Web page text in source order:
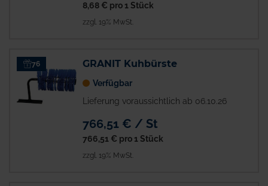
8,68 € pro 1 Stück
zzgl. 19% MwSt.
76 GRANIT Kuhbürste
Verfügbar
Lieferung voraussichtlich ab 06.10.26
766,51 € / St
766,51 € pro 1 Stück
zzgl. 19% MwSt.